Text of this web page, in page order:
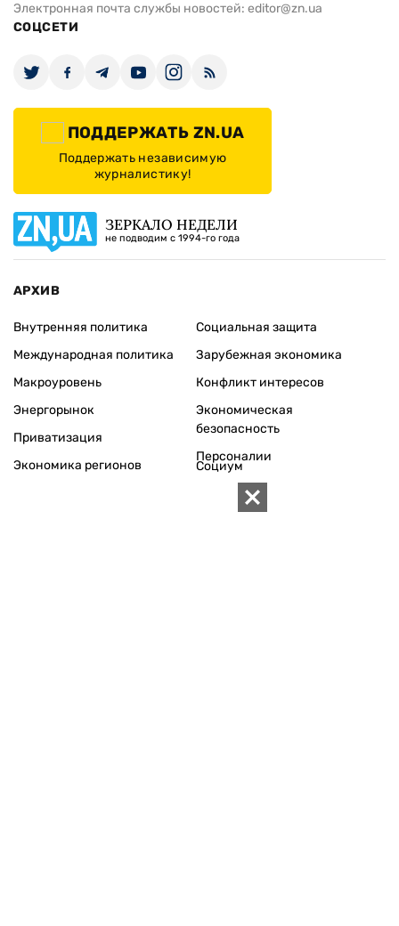
Электронная почта службы новостей: editor@zn.ua
СОЦСЕТИ
ПОДДЕРЖАТЬ ZN.UA
Поддержать независимую
журналистику!
ЗЕРКАЛО НЕДЕЛИ
не подводим с 1994-го года
АРХИВ
Внутренняя политика
Международная политика
Макроуровень
Энергорынок
Приватизация
Экономика регионов
Социальная защита
Зарубежная экономика
Конфликт интересов
Экономическая
безопасность
Персоналии
Социум
История